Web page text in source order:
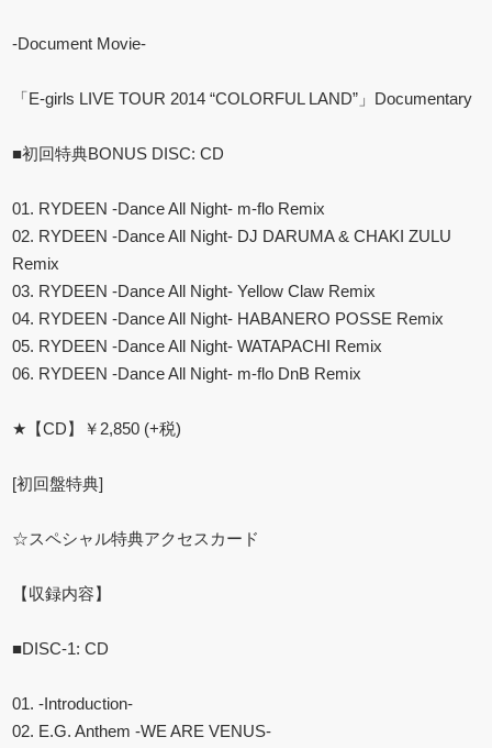
-Document Movie-
「E-girls LIVE TOUR 2014 “COLORFUL LAND”」Documentary
■初回特典BONUS DISC: CD
01. RYDEEN -Dance All Night- m-flo Remix
02. RYDEEN -Dance All Night- DJ DARUMA & CHAKI ZULU
Remix
03. RYDEEN -Dance All Night- Yellow Claw Remix
04. RYDEEN -Dance All Night- HABANERO POSSE Remix
05. RYDEEN -Dance All Night- WATAPACHI Remix
06. RYDEEN -Dance All Night- m-flo DnB Remix
★【CD】￥2,850 (+税)
[初回盤特典]
☆スペシャル特典アクセスカード
【収録内容】
■DISC-1: CD
01. -Introduction-
02. E.G. Anthem -WE ARE VENUS-